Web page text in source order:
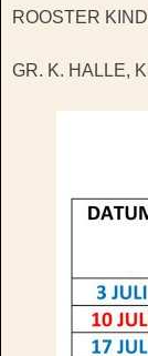
ROOSTER
GR. K. HALLE,